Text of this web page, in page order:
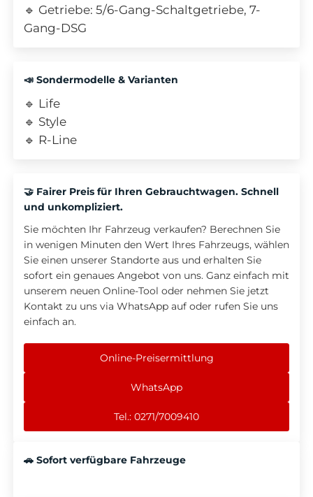
🔹 Getriebe: 5/6-Gang-Schaltgetriebe, 7-
Gang-DSG
📣 Sondermodelle & Varianten
🔹 Life
🔹 Style
🔹 R-Line
🤝 Fairer Preis für Ihren Gebrauchtwagen. Schnell
und unkompliziert.
Sie möchten Ihr Fahrzeug verkaufen? Berechnen Sie
in wenigen Minuten den Wert Ihres Fahrzeugs, wählen
Sie einen unserer Standorte aus und erhalten Sie
sofort ein genaues Angebot von uns. Ganz einfach mit
unserem neuen Online-Tool oder nehmen Sie jetzt
Kontakt zu uns via WhatsApp auf oder rufen Sie uns
einfach an.
Online-Preisermittlung
WhatsApp
Tel.: 0271/7009410
🚗 Sofort verfügbare Fahrzeuge